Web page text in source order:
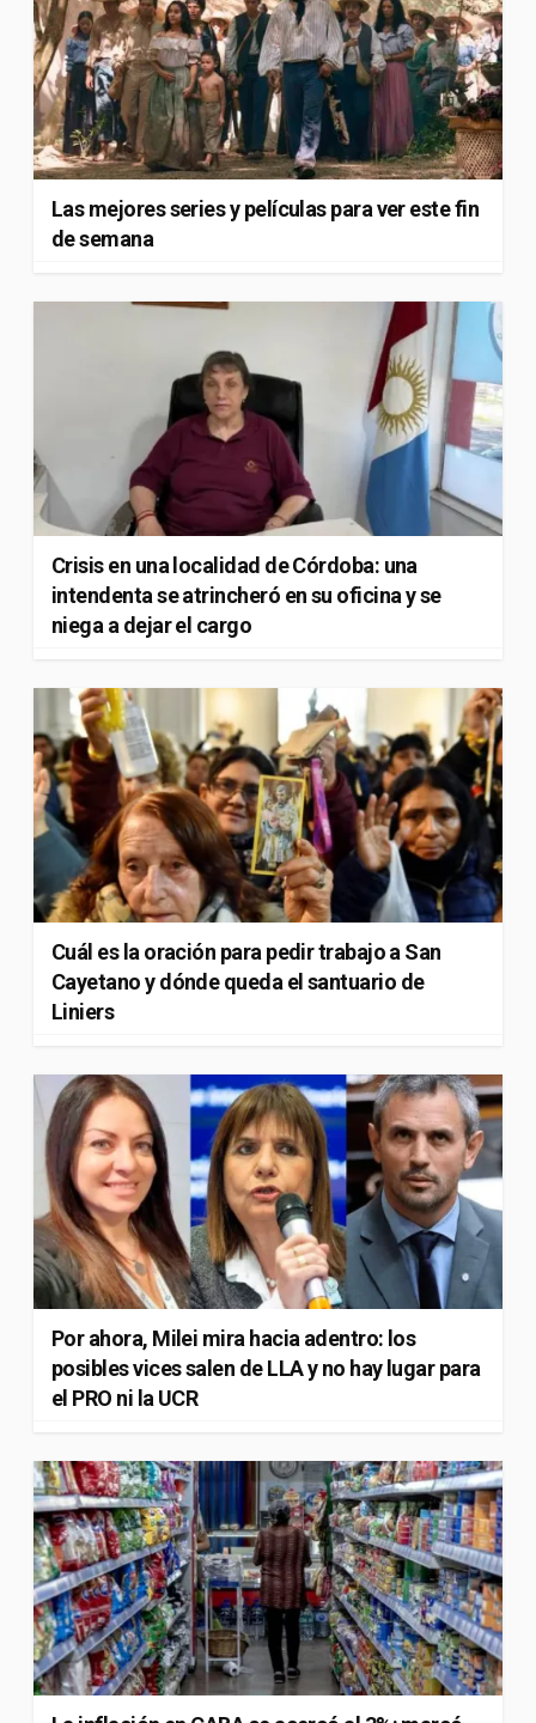
Las mejores series y películas para ver este fin
de semana
Crisis en una localidad de Córdoba: una
intendenta se atrincheró en su oficina y se
niega a dejar el cargo
Cuál es la oración para pedir trabajo a San
Cayetano y dónde queda el santuario de
Liniers
Por ahora, Milei mira hacia adentro: los
posibles vices salen de LLA y no hay lugar para
el PRO ni la UCR